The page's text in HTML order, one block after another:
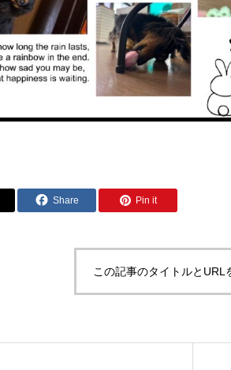
Share Pin it
この記事のタイトルとURL